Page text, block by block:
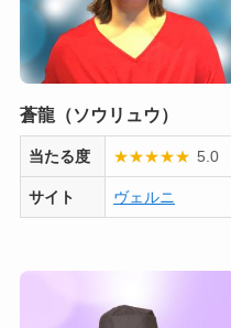
蒼龍（ソウリュウ）
当たる度 ★★★★★ 5.0
サイト ヴェルニ